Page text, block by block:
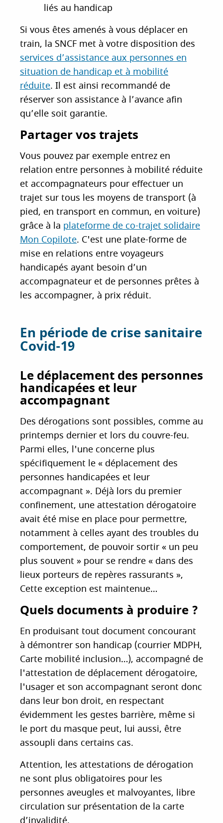
liés au handicap
Si vous êtes amenés à vous déplacer en
train, la SNCF met à votre disposition des
services d’assistance aux personnes en
situation de handicap et à mobilité
réduite. Il est ainsi recommandé de
réserver son assistance à l’avance afin
qu’elle soit garantie.
Partager vos trajets
Vous pouvez par exemple entrez en
relation entre personnes à mobilité réduite
et accompagnateurs pour effectuer un
trajet sur tous les moyens de transport (à
pied, en transport en commun, en voiture)
grâce à la plateforme de co-trajet solidaire
Mon Copilote. C'est une plate-forme de
mise en relations entre voyageurs
handicapés ayant besoin d’un
accompagnateur et de personnes prêtes à
les accompagner, à prix réduit.
En période de crise sanitaire
Covid-19
Le déplacement des personnes
handicapées et leur
accompagnant
Des dérogations sont possibles, comme au
printemps dernier et lors du couvre-feu.
Parmi elles, l'une concerne plus
spécifiquement le « déplacement des
personnes handicapées et leur
accompagnant ». Déjà lors du premier
confinement, une attestation dérogatoire
avait été mise en place pour permettre,
notamment à celles ayant des troubles du
comportement, de pouvoir sortir « un peu
plus souvent » pour se rendre « dans des
lieux porteurs de repères rassurants »,
Cette exception est maintenue…
Quels documents à produire ?
En produisant tout document concourant
à démontrer son handicap (courrier MDPH,
Carte mobilité inclusion…), accompagné de
l'attestation de déplacement dérogatoire,
l'usager et son accompagnant seront donc
dans leur bon droit, en respectant
évidemment les gestes barrière, même si
le port du masque peut, lui aussi, être
assoupli dans certains cas.
Attention, les attestations de dérogation
ne sont plus obligatoires pour les
personnes aveugles et malvoyantes, libre
circulation sur présentation de la carte